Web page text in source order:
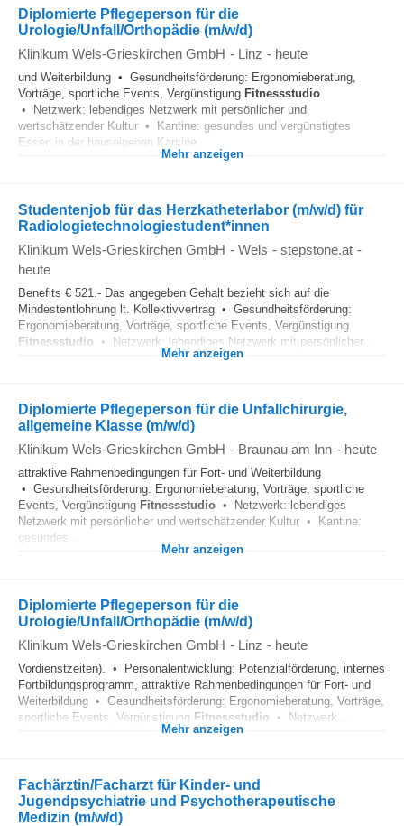
Diplomierte Pflegeperson für die
Urologie/Unfall/Orthopädie (m/w/d)
Klinikum Wels-Grieskirchen GmbH - Linz - heute
und Weiterbildung • Gesundheitsförderung: Ergonomieberatung,
Vorträge, sportliche Events, Vergünstigung Fitnessstudio
• Netzwerk: lebendiges Netzwerk mit persönlicher und
wertschätzender Kultur • Kantine: gesundes und vergünstigtes
Essen in der hauseigenen Kantine...
Mehr anzeigen
Studentenjob für das Herzkatheterlabor (m/w/d) für
Radiologietechnologiestudent*innen
Klinikum Wels-Grieskirchen GmbH - Wels - stepstone.at -
heute
Benefits € 521.- Das angegeben Gehalt bezieht sich auf die
Mindestentlohnung lt. Kollektivvertrag • Gesundheitsförderung:
Ergonomieberatung, Vorträge, sportliche Events, Vergünstigung
Fitnessstudio • Netzwerk: lebendiges Netzwerk mit persönlicher...
Mehr anzeigen
Diplomierte Pflegeperson für die Unfallchirurgie,
allgemeine Klasse (m/w/d)
Klinikum Wels-Grieskirchen GmbH - Braunau am Inn - heute
attraktive Rahmenbedingungen für Fort- und Weiterbildung
• Gesundheitsförderung: Ergonomieberatung, Vorträge, sportliche
Events, Vergünstigung Fitnessstudio • Netzwerk: lebendiges
Netzwerk mit persönlicher und wertschätzender Kultur • Kantine:
gesundes...
Mehr anzeigen
Diplomierte Pflegeperson für die
Urologie/Unfall/Orthopädie (m/w/d)
Klinikum Wels-Grieskirchen GmbH - Linz - heute
Vordienstzeiten). • Personalentwicklung: Potenzialförderung, internes
Fortbildungsprogramm, attraktive Rahmenbedingungen für Fort- und
Weiterbildung • Gesundheitsförderung: Ergonomieberatung, Vorträge,
sportliche Events, Vergünstigung Fitnessstudio • Netzwerk...
Mehr anzeigen
Fachärztin/Facharzt für Kinder- und
Jugendpsychiatrie und Psychotherapeutische
Medizin (m/w/d)